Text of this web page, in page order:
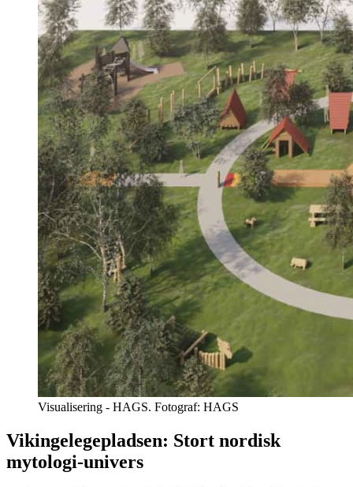
Visualisering - HAGS. Fotograf: HAGS
Vikingelegepladsen: Stort nordisk
mytologi-univers